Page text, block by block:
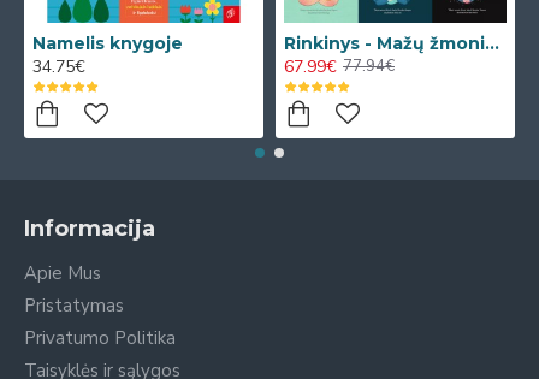
Namelis knygoje
34.75€
Rinkinys - Mažų žmonių DIDELĖS SVAJONĖS
67.99€ 77.94€
Informacija
Apie Mus
Pristatymas
Privatumo Politika
Taisyklės ir sąlygos